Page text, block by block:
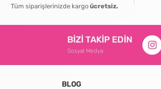
Tüm siparişlerinizde kargoücretsiz.
BİZİ TAKİP EDİN
Sosyal Medya
BLOG